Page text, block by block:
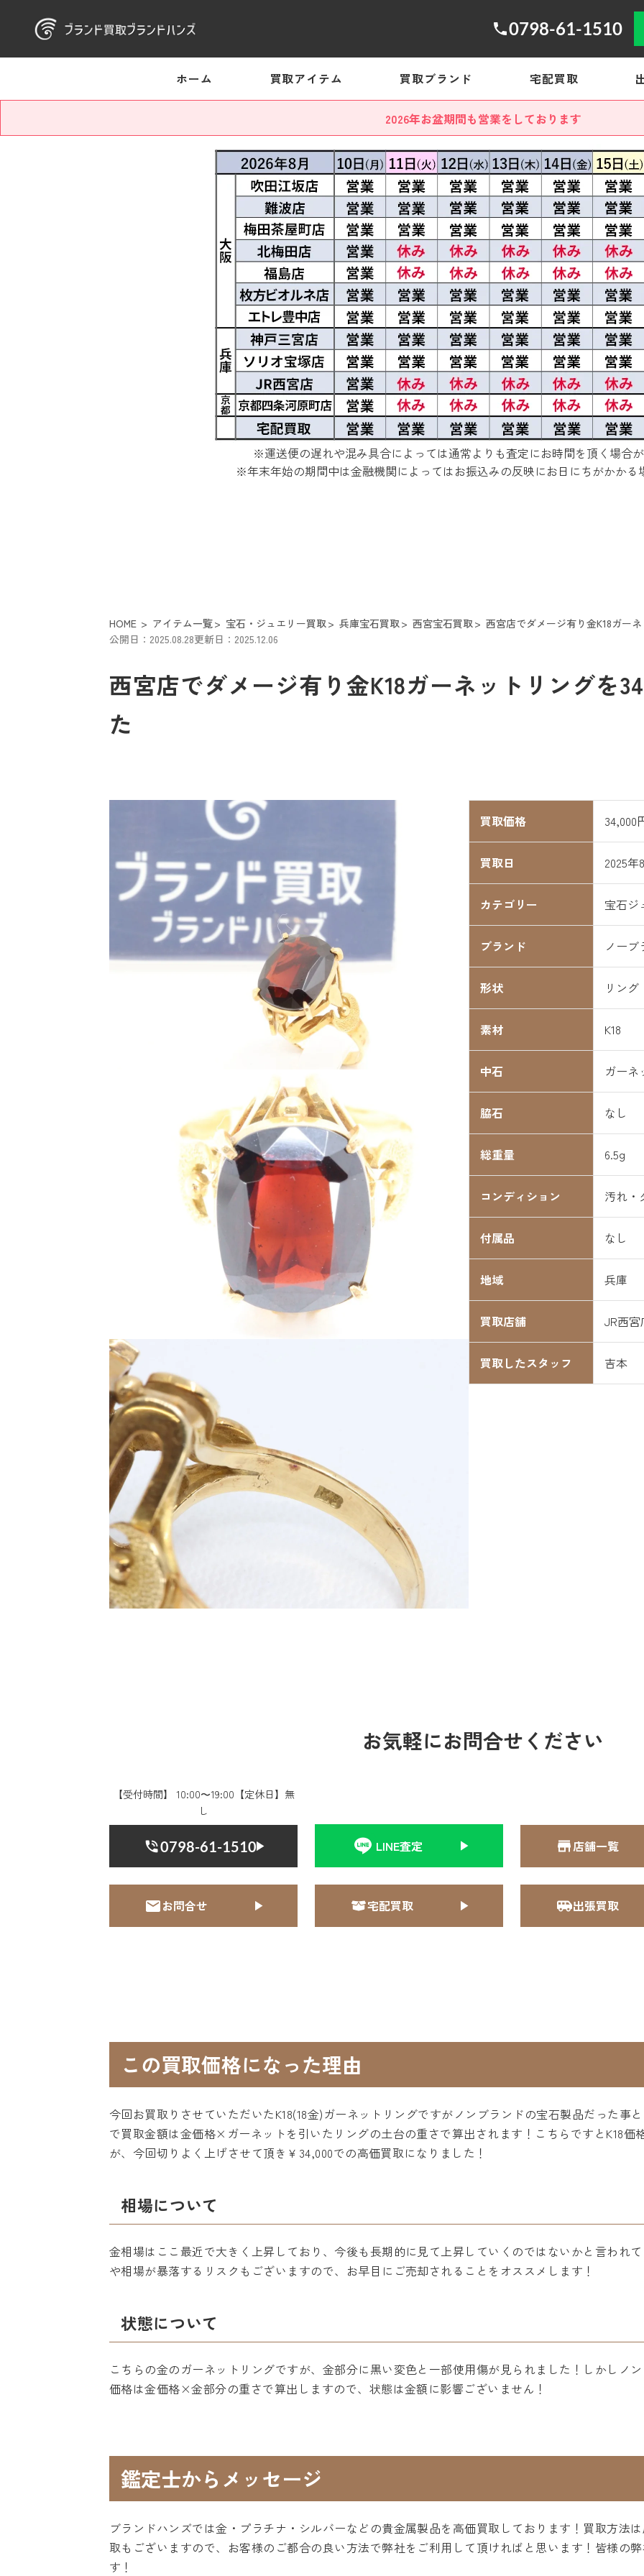
0798-61-1510
ホーム 買取アイテム 買取ブランド 宅配買取
2026年お盆期間も営業をしております
※運送便の遅れや混み具合によっては通常よりも査定にお時間を頂く場合
※年末年始の期間中は金融機関によってはお振込みの反映にお日にちがかかる
HOME アイテム一覧 宝石・ジュエリー買取 兵庫宝石買取 西宮宝石買取
西宮店でダメージ有り金K18ガー
公開日：2025.08.28更新日：2025.12.06
西宮店でダメージ有り金K18ガーネットリングを
た
買取価格 34,000
買取日 2025年
カテゴリー 宝石ジ
ブランド ノーブ
形状 リン
素材 K18
中石 ガーネ
脇石 なし
総重量 6.5g
コンディション 汚れ・
付属品 なし
地域 兵庫
買取店舗 JR西宮
買取したスタッフ 吉本
お気軽にお問合せください
【受付時間】 10:00〜19:00【定休日】無
し
0798-61-1510 LINE査定 店舗一覧
お問合せ 宅配買取 出張買取
この買取価格になった理由
今回お買取りさせていただいたK18(18金)ガーネットリングですがノンブランドの宝石製品だった事
で買取金額は金価格×ガーネットを引いたリングの土台の重さで算出されます！こちらですとK18
が、今回切りよく上げさせて頂き￥34,000での高価買取になりました！
相場について
金相場はここ最近で大きく上昇しており、今後も長期的に見て上昇していくのではないかと言われ
や相場が暴落するリスクもございますので、お早目にご売却されることをオススメします！
状態について
こちらの金のガーネットリングですが、金部分に黒い変色と一部使用傷が見られました！しかしノ
価格は金価格×金部分の重さで算出しますので、状態は金額に影響ございません！
鑑定士からメッセージ
ブランドハンズでは金・プラチナ・シルバーなどの貴金属製品を高価買取しております！買取方法
取もございますので、お客様のご都合の良い方法で弊社をご利用して頂ければと思います！皆様の
す！